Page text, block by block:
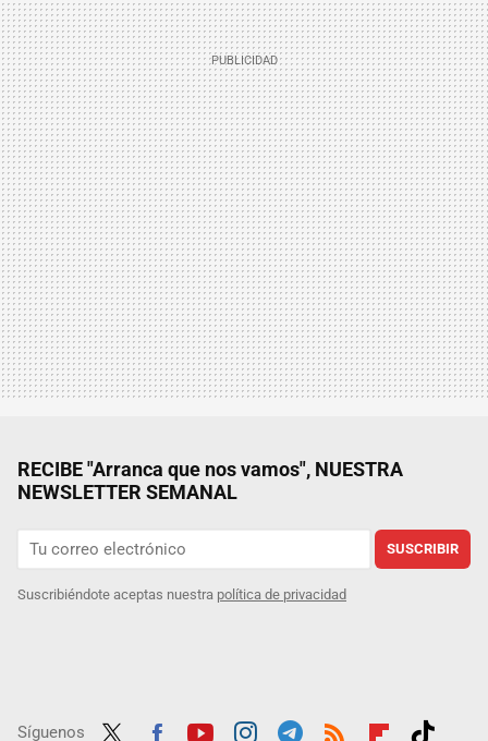
RECIBE "Arranca que nos vamos", NUESTRA
NEWSLETTER SEMANAL
SUSCRIBIR
Suscribiéndote aceptas nuestra política de privacidad
Síguenos